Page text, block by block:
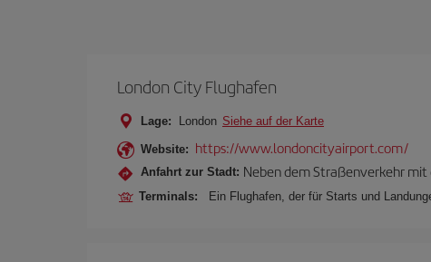
London City Flughafen
Lage: London Siehe auf der Karte
Website: https://www.londoncityairport.com/
Anfahrt zur Stadt: Neben dem Straßenverkehr mit
Terminals: Ein Flughafen, der für Starts und